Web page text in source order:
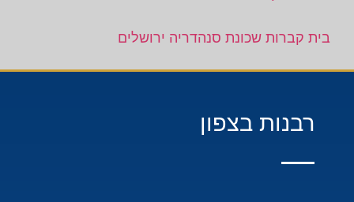
בית קברות שכונת סנהדריה ירושלים
רבנות בצפון